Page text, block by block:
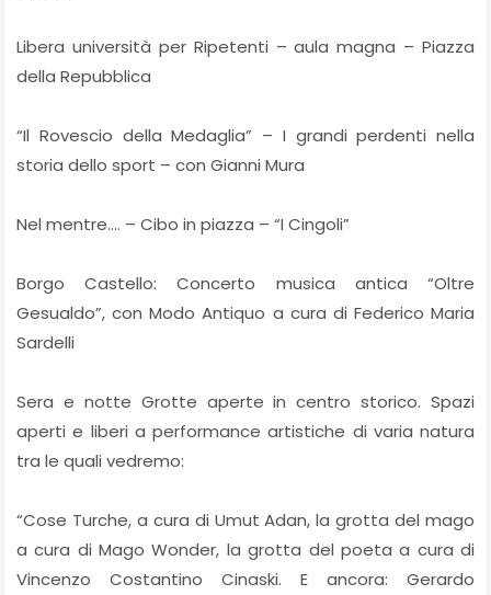
Libera università per Ripetenti – aula magna – Piazza
della Repubblica
“Il Rovescio della Medaglia” – I grandi perdenti nella
storia dello sport – con Gianni Mura
Nel mentre…. – Cibo in piazza – “I Cingoli”
Borgo Castello: Concerto musica antica “Oltre
Gesualdo”, con Modo Antiquo a cura di Federico Maria
Sardelli
Sera e notte Grotte aperte in centro storico. Spazi
aperti e liberi a performance artistiche di varia natura
tra le quali vedremo:
“Cose Turche, a cura di Umut Adan, la grotta del mago
a cura di Mago Wonder, la grotta del poeta a cura di
Vincenzo Costantino Cinaski. E ancora: Gerardo